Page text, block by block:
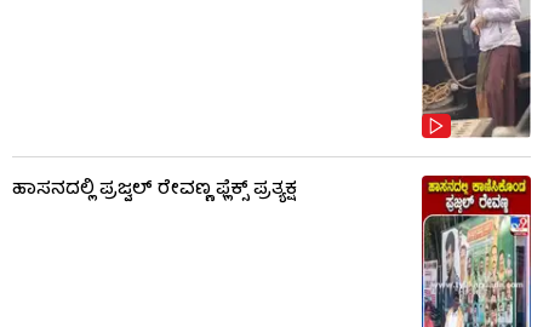
ಹಾಸನದಲ್ಲಿ ಪ್ರಜ್ವಲ್ ರೇವಣ್ಣ ಫ್ಲೆಕ್ಸ್ ಪ್ರತ್ಯಕ್ಷ